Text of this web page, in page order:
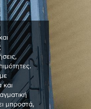
και
μπροστά,